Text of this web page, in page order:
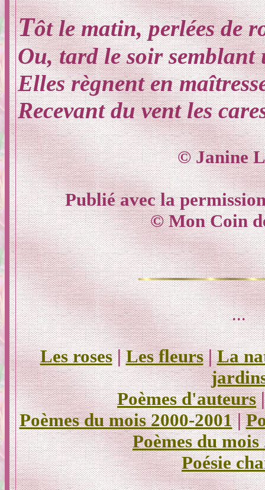
Tôt le matin, perlées de
Ou, tard le soir semblant
Elles règnent en
Recevant du vent les
© Janine
Publié avec la
© Mon Coin
...
Les roses|Les fleurs|La
Poèmes d'auteurs
Poèmes du mois 2000-2001|
Poèmes du
Poésie